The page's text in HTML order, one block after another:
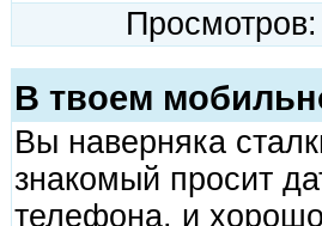
В твоем
Вы наверняка
знакомый просит
телефона, и хорошо